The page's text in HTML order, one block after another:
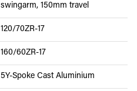
swingarm, 150mm travel
120/70ZR-17
160/60ZR-17
5Y-Spoke Cast Aluminium